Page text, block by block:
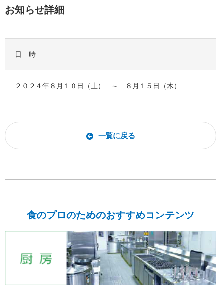
お知らせ詳細
日 時
２０２４年８月１０日（土） ～ ８月１５日（木）
一覧に戻る
食のプロのためのおすすめコンテンツ